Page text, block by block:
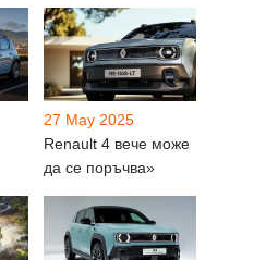
27 May 2025
Renault 4 вече може
да се поръчва»